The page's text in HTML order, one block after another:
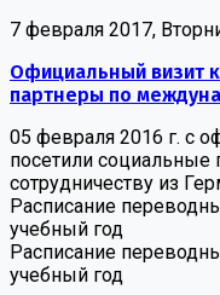
7 февраля 2017,
Официальный визит
партнеры по
05 февраля 2016 г. с
посетили
сотрудничеству из
Расписание
учебный год
Расписание
учебный год